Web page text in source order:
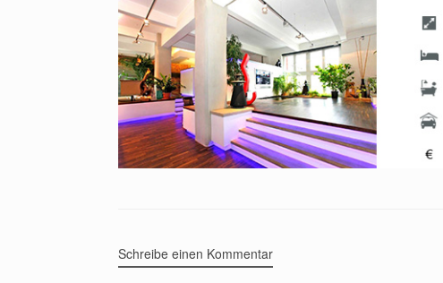
Schreibe einen Kommentar